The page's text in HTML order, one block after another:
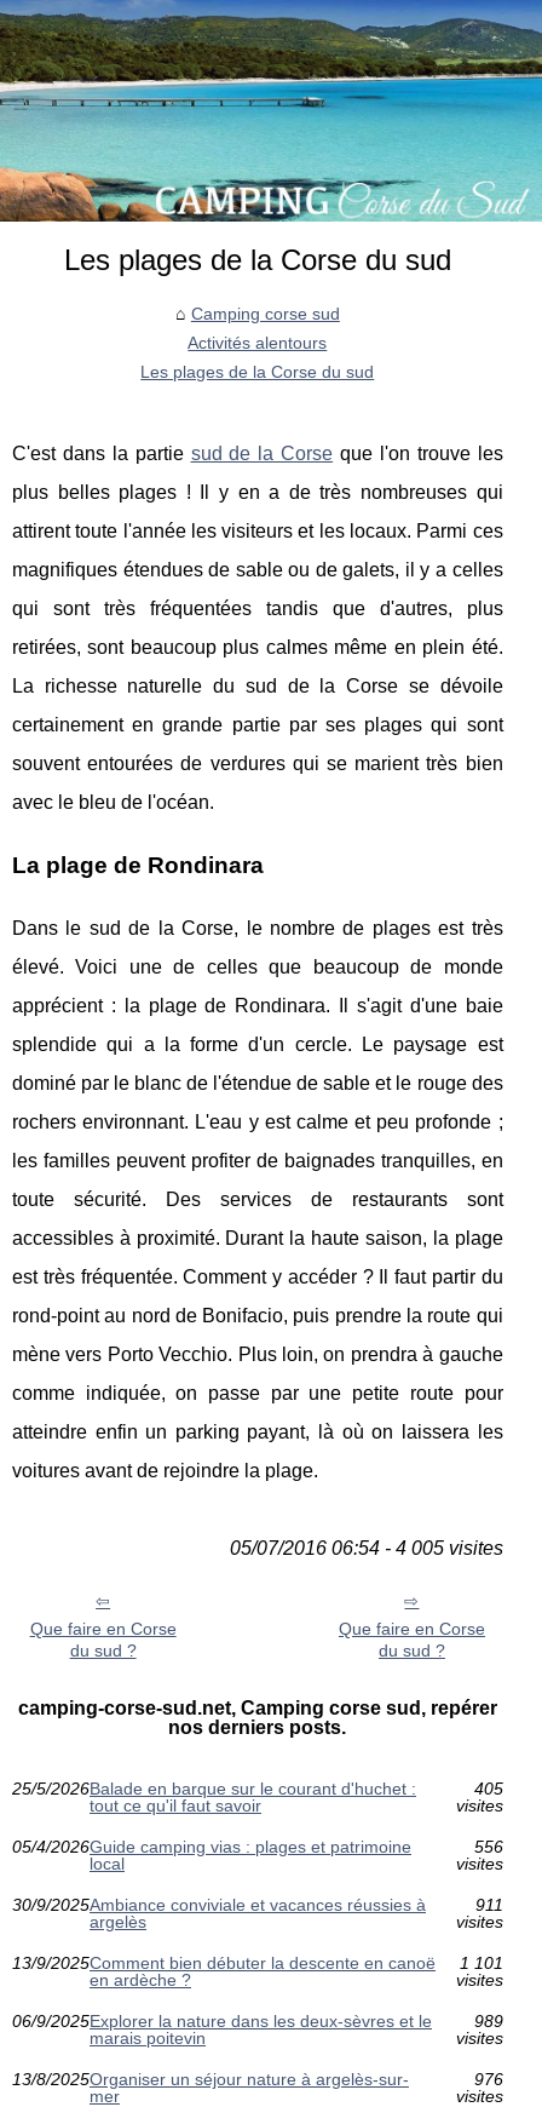
Les plages de la Corse du sud
Camping corse sud
Activités alentours
Les plages de la Corse du sud
C'est dans la partie sud de la Corse que l'on trouve les
plus belles plages ! Il y en a de très nombreuses qui
attirent toute l'année les visiteurs et les locaux. Parmi ces
magnifiques étendues de sable ou de galets, il y a celles
qui sont très fréquentées tandis que d'autres, plus
retirées, sont beaucoup plus calmes même en plein été.
La richesse naturelle du sud de la Corse se dévoile
certainement en grande partie par ses plages qui sont
souvent entourées de verdures qui se marient très bien
avec le bleu de l'océan.
La plage de Rondinara
Dans le sud de la Corse, le nombre de plages est très
élevé. Voici une de celles que beaucoup de monde
apprécient : la plage de Rondinara. Il s'agit d'une baie
splendide qui a la forme d'un cercle. Le paysage est
dominé par le blanc de l'étendue de sable et le rouge des
rochers environnant. L'eau y est calme et peu profonde ;
les familles peuvent profiter de baignades tranquilles, en
toute sécurité. Des services de restaurants sont
accessibles à proximité. Durant la haute saison, la plage
est très fréquentée. Comment y accéder ? Il faut partir du
rond-point au nord de Bonifacio, puis prendre la route qui
mène vers Porto Vecchio. Plus loin, on prendra à gauche
comme indiquée, on passe par une petite route pour
atteindre enfin un parking payant, là où on laissera les
voitures avant de rejoindre la plage.
05/07/2016 06:54 - 4 005 visites
Que faire en Corse
du sud ?
Que faire en Corse
du sud ?
camping-corse-sud.net, Camping corse sud, repérer
nos derniers posts.
25/5/2026Balade en barque sur le courant d'huchet :
tout ce qu'il faut savoir
405
visites
05/4/2026Guide camping vias : plages et patrimoine
local
556
visites
30/9/2025Ambiance conviviale et vacances réussies à
argelès
911
visites
13/9/2025Comment bien débuter la descente en canoë
en ardèche ?
1 101
visites
06/9/2025Explorer la nature dans les deux-sèvres et le
marais poitevin
989
visites
13/8/2025Organiser un séjour nature à argelès-sur-
mer
976
visites